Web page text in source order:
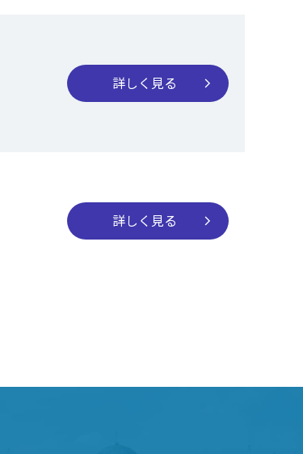
詳しく見る chevron_right
詳しく見る chevron_right